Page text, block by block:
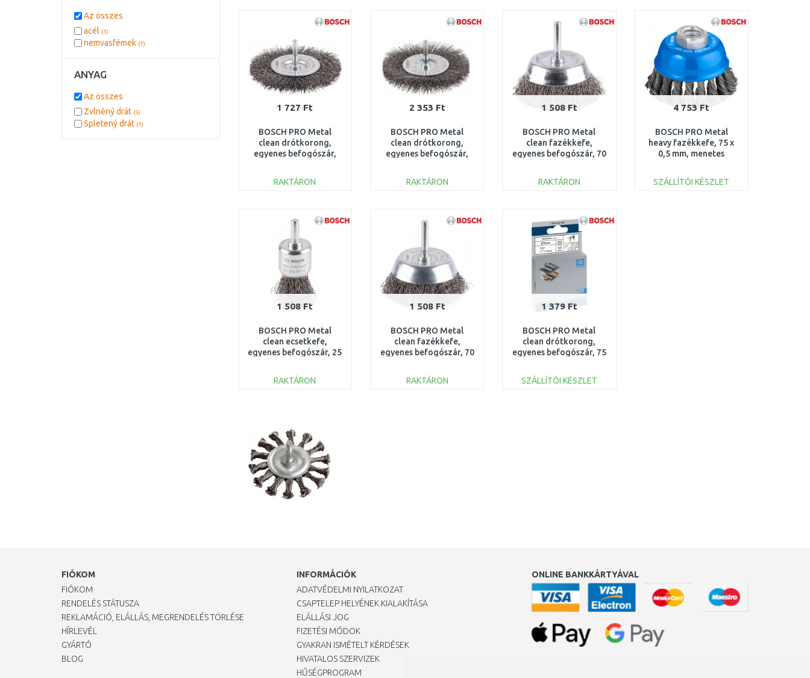
Összehasonlítás Összehasonlítás Összehasonlítás Összehasonlítás
1 727 Ft
BOSCH PRO Metal
clean drótkorong,
egyenes befogószár,
1609200273
RAKTÁRON
Összehasonlítás
2 353 Ft
BOSCH PRO Metal
clean drótkorong,
egyenes befogószár,
1609200274
RAKTÁRON
Összehasonlítás
1 508 Ft
BOSCH PRO Metal
clean fazékkefe,
egyenes befogószár, 70
RAKTÁRON
Összehasonlítás
4 753 Ft
BOSCH PRO Metal
heavy fazékkefe, 75 x
0,5 mm, menetes
SZÁLLÍTÓI KÉSZLET
1 508 Ft
BOSCH PRO Metal
clean ecsetkefe,
egyenes befogószár, 25
RAKTÁRON
1 508 Ft
BOSCH PRO Metal
clean fazékkefe,
egyenes befogószár, 70
RAKTÁRON
1 379 Ft
BOSCH PRO Metal
clean drótkorong,
egyenes befogószár, 75
SZÁLLÍTÓI KÉSZLET
Az összes
acél (1)
nemvasfémek (1)
ANYAG
Az összes
Zvlněný drát (5)
Spletený drát (1)
FIÓKOM
FIÓKOM
RENDELÉS STÁTUSZA
REKLAMÁCIÓ, ELÁLLÁS, MEGRENDELÉS TÖRLÉSE
HÍRLEVÉL
GYÁRTÓ
BLOG
INFORMÁCIÓK
ADATVÉDELMI NYILATKOZAT
CSAPTELEP HELYÉNEK KIALAKÍTÁSA
ELÁLLÁSI JOG
FIZETÉSI MÓDOK
GYAKRAN ISMÉTELT KÉRDÉSEK
HIVATALOS SZERVIZEK
HŰSÉGPROGRAM
ONLINE BANKKÁRTYÁVAL